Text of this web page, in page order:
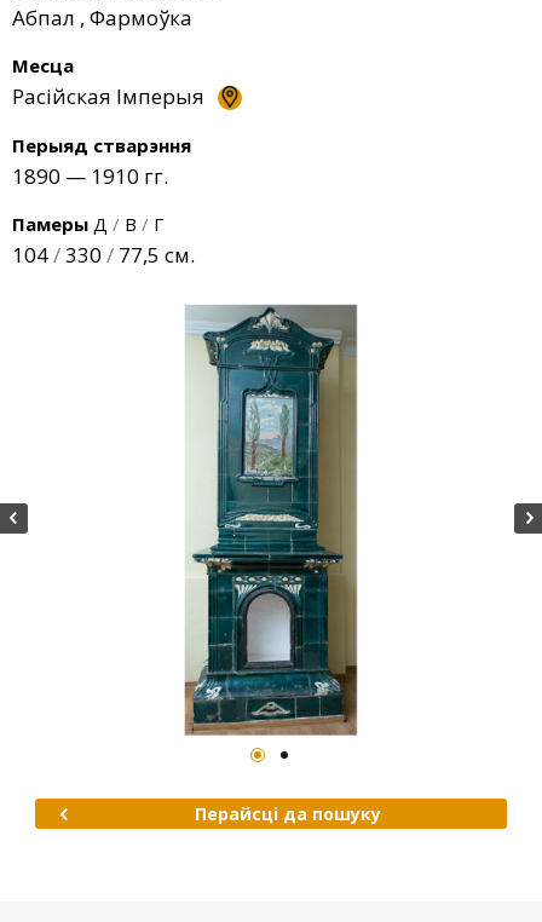
Абпал , Фармоўка
Месца
Расійская Імперыя
Перыяд стварэння
1890 — 1910 гг.
Памеры Д / В / Г
104/330 / 77,5 см.
Перайсці да пошуку